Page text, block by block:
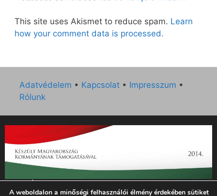
This site uses Akismet to reduce spam. Learn
how your comment data is processed.
Adatvédelem • Kapcsolat • Impresszum •
Rólunk
„Az Új Ember katolikus hetilap 2014. évi működésének
A weboldalon a minőségi felhasználói élmény érdekében sütiket